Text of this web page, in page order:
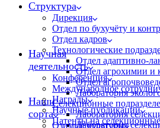
Структура
Дирекция
Отдел по бухучёту и
Отдел кадров
Технологические
Отдел адаптивно-
Отдел агрохимии и
Отдел
Лаборатория
Селекционные
Лаборатория
Лаборатория
Научная
деятельность
Конференция
Международное
Награды
Научные публикации
Патенты на
Наши
сорта
Озимые культуры